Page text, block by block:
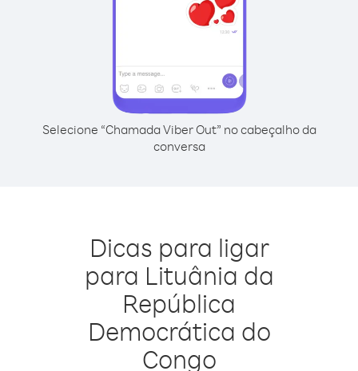
Selecione “Chamada Viber Out” no cabeçalho da
conversa
Dicas para ligar
para Lituânia da
República
Democrática do
Congo